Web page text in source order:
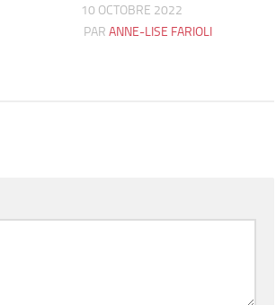
10 OCTOBRE 2022
PAR ANNE-LISE FARIOLI